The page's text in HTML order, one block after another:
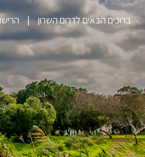
ברוכים הבאים לדרום השרון הרישום